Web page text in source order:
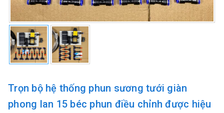
Trọn bộ hệ thống phun sương tưới giàn
phong lan 15 béc phun điều chỉnh được hiệu